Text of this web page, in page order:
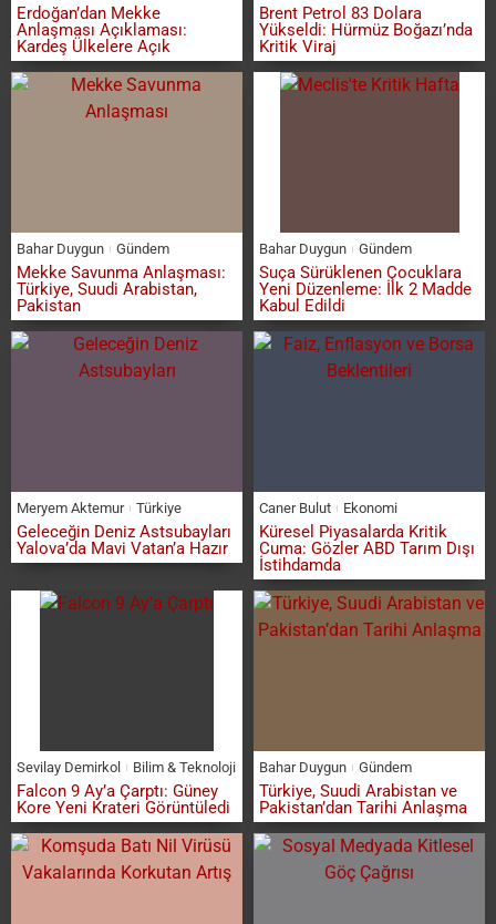
Erdoğan’dan Mekke
Anlaşması Açıklaması:
Kardeş Ülkelere Açık
Brent Petrol 83 Dolara
Yükseldi: Hürmüz Boğazı’nda
Kritik Viraj
Bahar Duygun Gündem
Mekke Savunma Anlaşması:
Türkiye, Suudi Arabistan,
Pakistan
Bahar Duygun Gündem
Suça Sürüklenen Çocuklara
Yeni Düzenleme: İlk 2 Madde
Kabul Edildi
Meryem Aktemur Türkiye
Geleceğin Deniz Astsubayları
Yalova’da Mavi Vatan’a Hazır
Caner Bulut Ekonomi
Küresel Piyasalarda Kritik
Cuma: Gözler ABD Tarım Dışı
İstihdamda
Sevilay Demirkol Bilim & Teknoloji
Falcon 9 Ay’a Çarptı: Güney
Kore Yeni Krateri Görüntüledi
Bahar Duygun Gündem
Türkiye, Suudi Arabistan ve
Pakistan’dan Tarihi Anlaşma